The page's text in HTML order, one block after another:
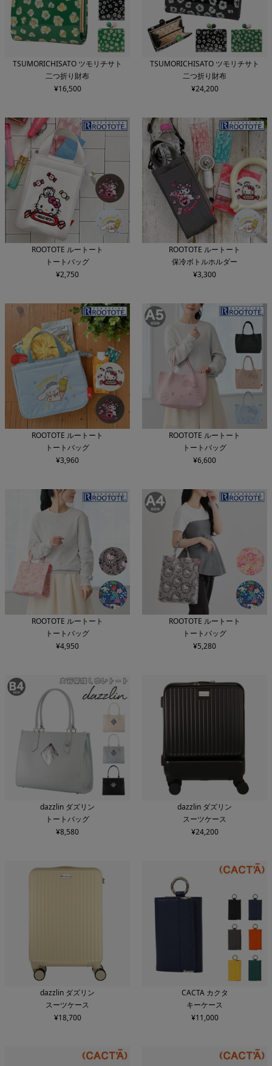
TSUMORICHISATO ツモリチサト
二つ折り財布
¥16,500
TSUMORICHISATO ツモリチサト
二つ折り財布
¥24,200
ROOTOTE ルートート
トートバッグ
¥2,750
ROOTOTE ルートート
保冷ボトルホルダー
¥3,300
ROOTOTE ルートート
トートバッグ
¥3,960
ROOTOTE ルートート
トートバッグ
¥6,600
ROOTOTE ルートート
トートバッグ
¥4,950
ROOTOTE ルートート
トートバッグ
¥5,280
dazzlin ダズリン
トートバッグ
¥8,580
dazzlin ダズリン
スーツケース
¥24,200
dazzlin ダズリン
スーツケース
¥18,700
CACTA カクタ
キーケース
¥11,000